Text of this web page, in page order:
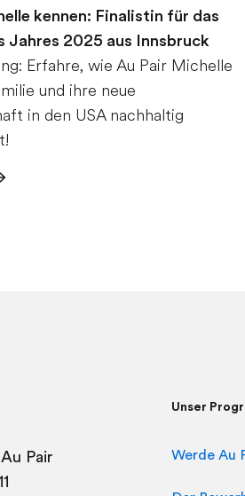
kennen: Finalistin für das
Jahres 2025 aus Innsbruck
Erfahre, wie Au Pair Michelle
und ihre neue
in den USA nachhaltig
Pair
Unser
Werde Au